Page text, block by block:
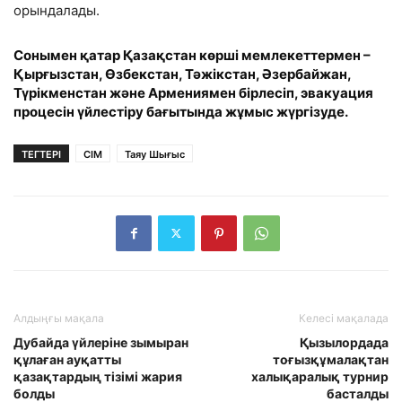
орындалады.
Сонымен қатар Қазақстан көрші мемлекеттермен –
Қырғызстан, Өзбекстан, Тәжікстан, Әзербайжан,
Түрікменстан және Армениямен бірлесіп, эвакуация
процесін үйлестіру бағытында жұмыс жүргізуде.
ТЕГТЕРІ СІМ Таяу Шығыс
Алдыңғы мақала
Дубайда үйлеріне зымыран
құлаған ауқатты
қазақтардың тізімі жария
болды
Келесі мақалада
Қызылордада
тоғызқұмалақтан
халықаралық турнир
басталды